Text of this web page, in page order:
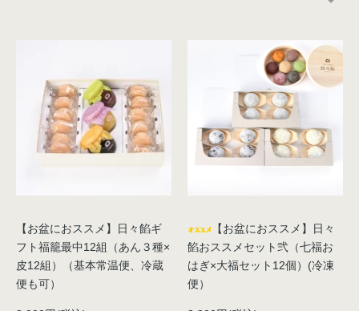
【お盆におススメ】日々餡ギ
フト福籠最中12組（あん３種×
皮12組）（基本常温便、冷蔵
便も可）
【お盆におススメ】日々
餡おススメセット弐（七福お
はぎ×大福セット12個）(冷凍
便）